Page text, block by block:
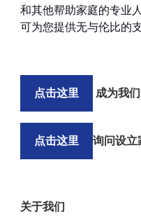
和其他帮助家庭的专业
可为您提供无与伦比的
点击这里 成为我
点击这里 询问设立
关于我们